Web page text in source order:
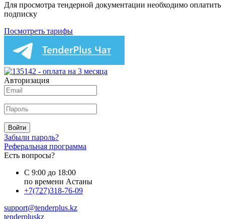
Для просмотра тендерной документации необходимо оплатить
подписку
Посмотреть тарифы
Авторизация
Войти
Забыли пароль?
Реферальная программа
Есть вопросы?
С 9:00 до 18:00
по времени Астаны
+7(727)318-76-09
support@tenderplus.kz
tenderpluskz